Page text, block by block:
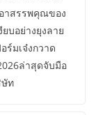
าสรรพคุณของ
บอย่างยุงลาย
ร์มเจ๋งกวาด
ล่าสุดจับมือ
ท